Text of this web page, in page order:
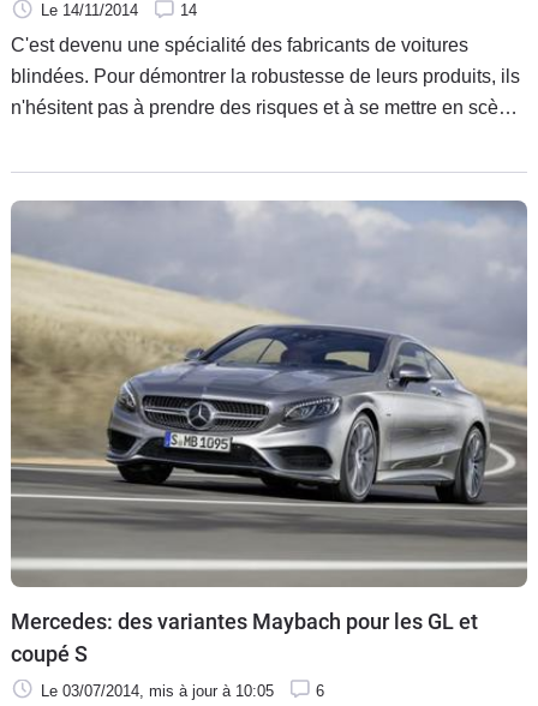
Le 14/11/2014 14
C'est devenu une spécialité des fabricants de voitures
blindées. Pour démontrer la robustesse de leurs produits, ils
n'hésitent pas à prendre des risques et à se mettre en scène
d'arme automatique. Bref, si vous voulez savoir ce que c'est
d'être un magnat à la tête d'une entreprise sensible attaqué
par quelques dangereux rivaux, regardez cette vidéo à la
suite.
Mercedes: des variantes Maybach pour les GL et
coupé S
Le 03/07/2014 , mis à jour à 10:05 6